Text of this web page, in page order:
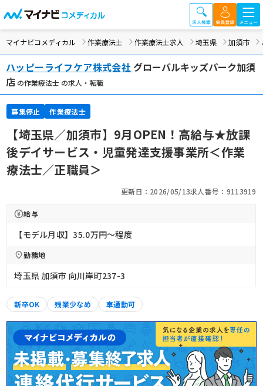
マイナビコメディカル 作業療法士 作業療法士求人 埼玉県 加須市
ハッピーライフケア株式会社 グローバルキッズパーク加須
店 の作業療法士 の求人・転職
募集停止 作業療法士
【埼玉県／加須市】9月OPEN！高給与★放課
後デイサービス・児童発達支援事業所＜作業
療法士／正職員＞
更新日：2026/05/13求人番号：9113919
給与
【モデル月収】35.0万円〜程度
勤務地
埼玉県 加須市 向川岸町237-3
新卒OK 残業少なめ 車通勤可